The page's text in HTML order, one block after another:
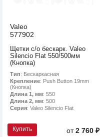
Valeo
577902
Щетки с/о бескарк. Valeo
Silencio Flat 550/500мм
(Кнопка)
Тип: Бескаркасная
Крепление: Push Button 19mm
(Кнопка)
Длина 1, мм: 550
Длина 2, мм: 500
Серия: Valeo Silencio Flat
Купить от2 760 ₽